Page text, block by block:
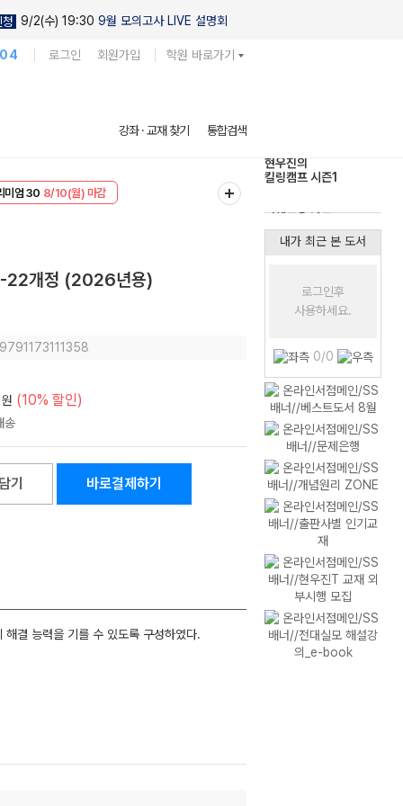
청 9/2(수) 19:30 9월 모의고사 LIVE 설명회
로그인 회원가입 학원 바로가기
강좌 · 교재 찾기 통합검색
8/10(월) 마감
다채로운 난도
-22개정 (2026년용)
원 (10% 할인)
기 바로결제하기
결 능력을 기를 수 있도록 구성하였다.
내가 최근 본 도서
로그인후
사용하세요.
0/0